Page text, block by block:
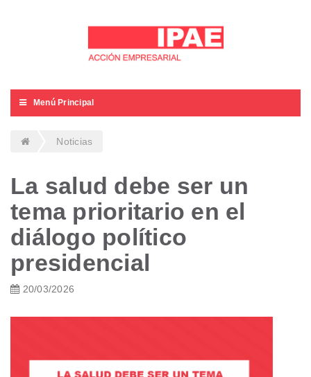
Menú Principal
Noticias
La salud debe ser un
tema prioritario en el
diálogo político
presidencial
20/03/2026